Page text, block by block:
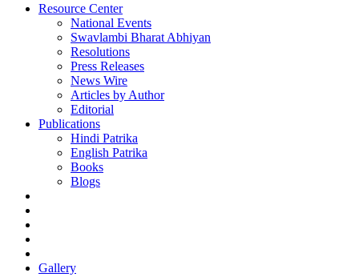
Resource Center
National Events
Swavlambi Bharat Abhiyan
Resolutions
Press Releases
News Wire
Articles by Author
Editorial
Publications
Hindi Patrika
English Patrika
Books
Blogs
Gallery